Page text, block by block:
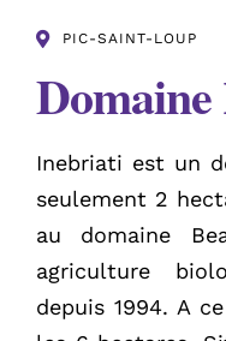
Le blog
A propos
Mon compte
PIC-SAINT-LOUP
Domaine
Inebriati est un
seulement 2
au domaine
agriculture
depuis 1994. A